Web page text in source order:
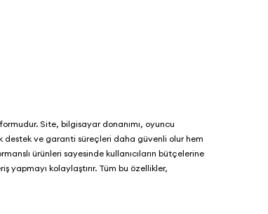
Site, bilgisayar donanımı, oyuncu
destek ve garanti süreçleri daha güvenli olur hem
ürünleri sayesinde kullanıcıların bütçelerine
yapmayı kolaylaştırır. Tüm bu özellikler,